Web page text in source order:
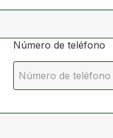
Número de teléfono